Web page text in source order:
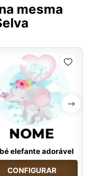
mesma
elefante adorável
CONFIGURAR